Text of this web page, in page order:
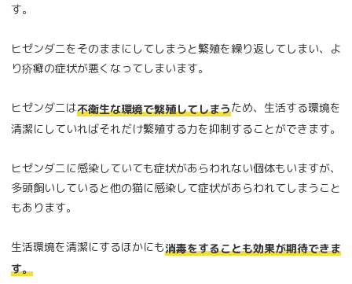
す。
ヒゼンダニをそのままにしてしまうと繁殖を繰り返してしまい、よ
り疥癬の症状が悪くなってしまいます。
ヒゼンダニは不衛生な環境で繁殖してしまうため、生活する環境を
清潔にしていればそれだけ繁殖する力を抑制することができます。
ヒゼンダニに感染していても症状があらわれない個体もいますが、
多頭飼いしていると他の猫に感染して症状があらわれてしまうこと
もあります。
生活環境を清潔にするほかにも消毒をすることも効果が期待できま
す。